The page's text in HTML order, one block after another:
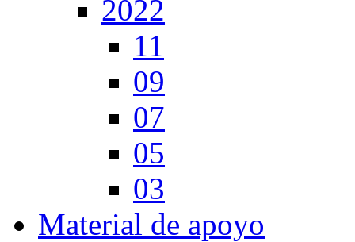
2022
11
09
07
05
03
Material de apoyo